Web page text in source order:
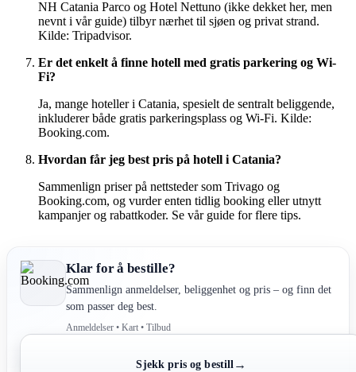
NH Catania Parco og Hotel Nettuno (ikke dekket her, men
nevnt i vår guide) tilbyr nærhet til sjøen og privat strand.
Kilde: Tripadvisor.
Er det enkelt å finne hotell med gratis parkering og Wi-
Fi?
Ja, mange hoteller i Catania, spesielt de sentralt beliggende,
inkluderer både gratis parkeringsplass og Wi-Fi. Kilde:
Booking.com.
Hvordan får jeg best pris på hotell i Catania?
Sammenlign priser på nettsteder som Trivago og
Booking.com, og vurder enten tidlig booking eller utnytt
kampanjer og rabattkoder. Se vår guide for flere tips.
Klar for å bestille?
Sammenlign anmeldelser, beliggenhet og pris – og finn det
som passer deg best.
Anmeldelser • Kart • Tilbud
Sjekk pris og bestill →